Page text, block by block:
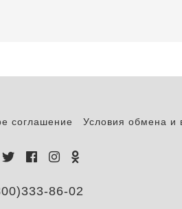
соглашение Условия обмена и
86-02